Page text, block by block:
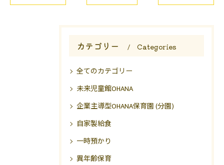
カテゴリー Categories
全てのカテゴリー
未来児童館OHANA
企業主導型OHANA保育園 (分園)
自家製給食
一時預かり
異年齢保育